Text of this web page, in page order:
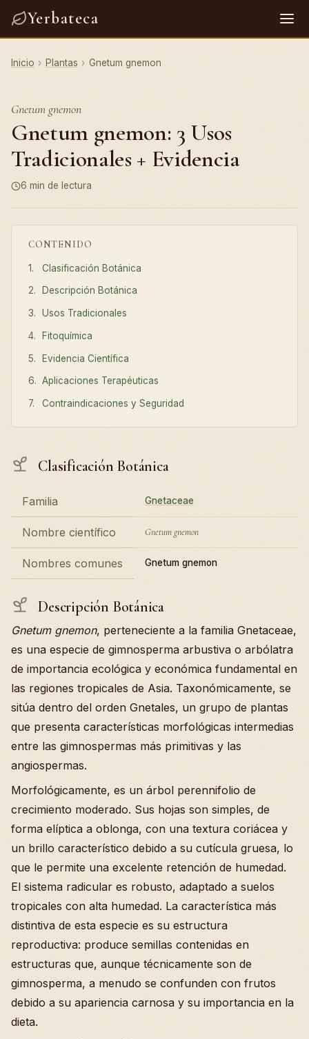
Yerbateca
Inicio › Plantas › Gnetum gnemon
Gnetum gnemon
Gnetum gnemon: 3 Usos
Tradicionales + Evidencia
6 min de lectura
CONTENIDO
Clasificación Botánica
Descripción Botánica
Usos Tradicionales
Fitoquímica
Evidencia Científica
Aplicaciones Terapéuticas
Contraindicaciones y Seguridad
Clasificación Botánica
Familia Gnetaceae
Nombre científico Gnetum gnemon
Nombres comunes Gnetum gnemon
Descripción Botánica
Gnetum gnemon, perteneciente a la familia Gnetaceae,
es una especie de gimnosperma arbustiva o arbólatra
de importancia ecológica y económica fundamental en
las regiones tropicales de Asia. Taxonómicamente, se
sitúa dentro del orden Gnetales, un grupo de plantas
que presenta características morfológicas intermedias
entre las gimnospermas más primitivas y las
angiospermas.
Morfológicamente, es un árbol perennifolio de
crecimiento moderado. Sus hojas son simples, de
forma elíptica a oblonga, con una textura coriácea y
un brillo característico debido a su cutícula gruesa, lo
que le permite una excelente retención de humedad.
El sistema radicular es robusto, adaptado a suelos
tropicales con alta humedad. La característica más
distintiva de esta especie es su estructura
reproductiva: produce semillas contenidas en
estructuras que, aunque técnicamente son de
gimnosperma, a menudo se confunden con frutos
debido a su apariencia carnosa y su importancia en la
dieta.